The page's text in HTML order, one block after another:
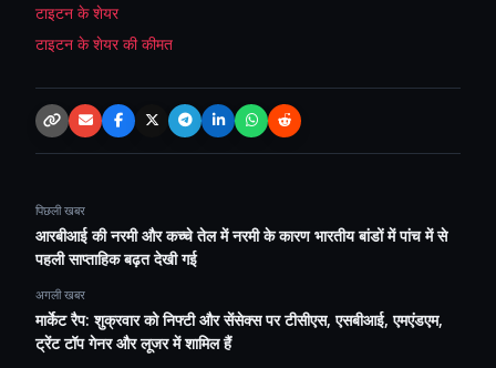
टाइटन के शेयर
टाइटन के शेयर की कीमत
Copy link
EmailFacebookX / TwitterTelegramLinkedInWhatsApp
Reddit
पिछली खबर
आरबीआई की नरमी और कच्चे तेल में नरमी के कारण भारतीय बांडों में पांच में से
पहली साप्ताहिक बढ़त देखी गई
अगली खबर
मार्केट रैप: शुक्रवार को निफ्टी और सेंसेक्स पर टीसीएस, एसबीआई, एमएंडएम,
ट्रेंट टॉप गेनर और लूजर में शामिल हैं